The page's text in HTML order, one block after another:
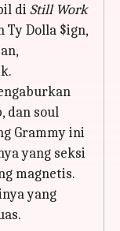
diStill Work
Ty Dolla $ign,
dan soul
Grammy ini
yang seksi
magnetis.
yang